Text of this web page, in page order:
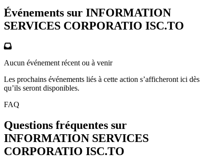
Événements sur INFORMATION
SERVICES CORPORATIO ISC.TO
Aucun événement récent ou à venir
Les prochains événements liés à cette action s’afficheront ici dès
qu’ils seront disponibles.
FAQ
Questions fréquentes sur
INFORMATION SERVICES
CORPORATIO ISC.TO